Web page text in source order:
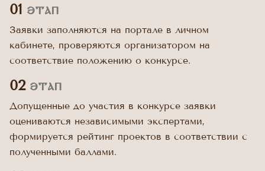
01 этап
Заявки заполняются на портале в личном
кабинете, проверяются организатором на
соответствие положению о конкурсе.
02этап
Допущенные до участия в конкурсе заявки
оцениваются независимыми экспертами,
формируется рейтинг проектов в соответствии с
полученными баллами.